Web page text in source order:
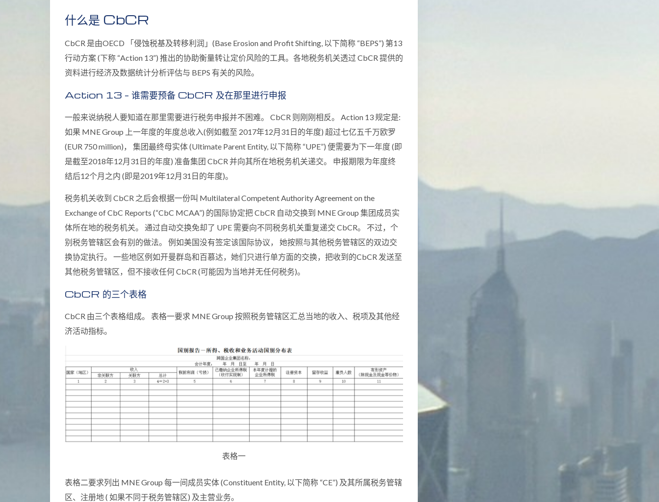
什么是 CbCR
CbCR 是由OECD 「侵蚀税基及转移利润」(Base Erosion and Profit Shifting, 以下简称 “BEPS”) 第13
行动方案 (下称 “Action 13”) 推出的协助衡量转让定价风险的工具。各地税务机关透过 CbCR 提供的
资料进行经济及数据统计分析评估与 BEPS 有关的风险。
Action 13 – 谁需要预备 CbCR 及在那里进行申报
一般来说纳税人要知道在那里需要进行税务申报并不困难。 CbCR 则刚刚相反。 Action 13 规定是:
如果 MNE Group 上一年度的年度总收入(例如截至 2017年12月31日的年度) 超过七亿五千万欧罗
(EUR 750 million)， 集团最终母实体 (Ultimate Parent Entity, 以下简称 “UPE”) 便需要为下一年度 (即
是截至2018年12月31日的年度) 准备集团 CbCR 并向其所在地税务机关递交。 申报期限为年度终
结后12个月之内 (即是2019年12月31日的年度)。
税务机关收到 CbCR 之后会根据一份叫 Multilateral Competent Authority Agreement on the
Exchange of CbC Reports (“CbC MCAA”) 的国际协定把 CbCR 自动交换到 MNE Group 集团成员实
体所在地的税务机关。 通过自动交换免却了 UPE 需要向不同税务机关重复递交 CbCR。 不过，个
别税务管辖区会有别的做法。 例如美国没有签定该国际协议， 她按照与其他税务管辖区的双边交
换协定执行。 一些地区例如开曼群岛和百慕达，她们只进行单方面的交换，把收到的CbCR 发送至
其他税务管辖区，但不接收任何 CbCR (可能因为当地并无任何税务)。
CbCR 的三个表格
CbCR 由三个表格组成。 表格一要求 MNE Group 按照税务管辖区汇总当地的收入、税项及其他经
济活动指标。
表格一
表格二要求列出 MNE Group 每一间成员实体 (Constituent Entity, 以下简称 “CE”) 及其所属税务管辖
区、注册地 ( 如果不同于税务管辖区) 及主营业务。